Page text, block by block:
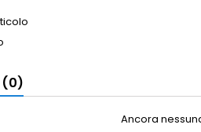
(0)
Ancora